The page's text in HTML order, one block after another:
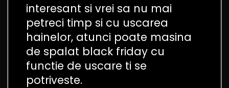
interesant si vrei sa nu mai
petreci timp si cu uscarea
hainelor, atunci poate masina
de spalat black friday cu
functie de uscare ti se
potriveste.